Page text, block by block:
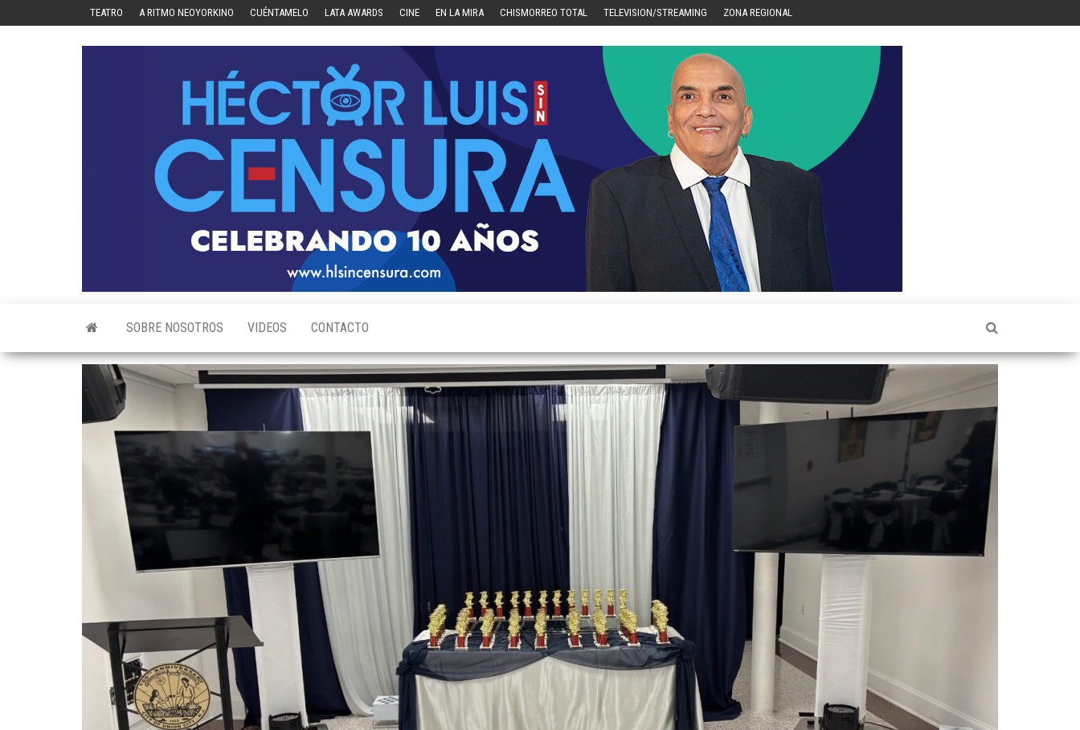
TEATRO A RITMO NEOYORKINO CUÉNTAMELO LATA AWARDS CINE EN LA MIRA CHISMORREO TOTAL TELEVISION/STREAMING ZONA REGIONAL
SOBRE NOSOTROS VIDEOS CONTACTO